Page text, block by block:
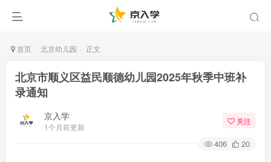
首页 北京幼儿园 正文
北京市顺义区益民顺德幼儿园2025年秋季中班补
录通知
京入学
1个月前更新
关注
406 20